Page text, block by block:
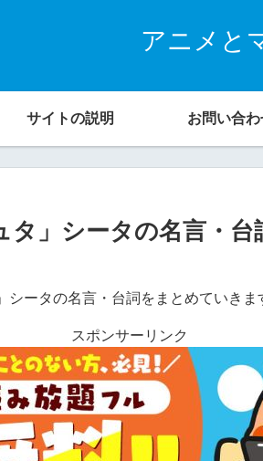
アニメと
サイトの説明 お問い合わ
タ」シータの名言・
ータの名言・台詞をまとめていきま
スポンサーリンク